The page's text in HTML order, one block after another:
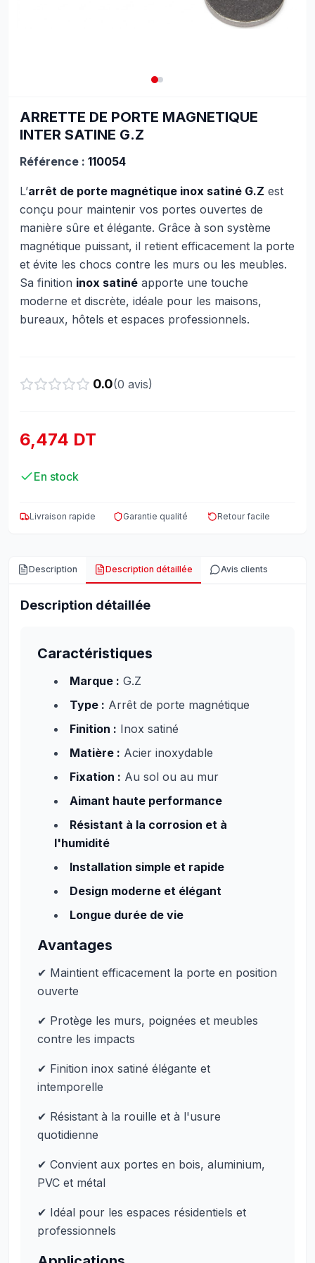
ARRETTE DE PORTE MAGNETIQUE
INTER SATINE G.Z
Référence : 110054
L’arrêt de porte magnétique inox satiné G.Z est
conçu pour maintenir vos portes ouvertes de
manière sûre et élégante. Grâce à son système
magnétique puissant, il retient efficacement la porte
et évite les chocs contre les murs ou les meubles.
Sa finition inox satiné apporte une touche
moderne et discrète, idéale pour les maisons,
bureaux, hôtels et espaces professionnels.
0.0(0 avis)
6,474 DT
En stock
Livraison rapide Garantie qualité Retour facile
Description Description détaillée Avis clients
Description détaillée
Caractéristiques
Marque : G.Z
Type : Arrêt de porte magnétique
Finition : Inox satiné
Matière : Acier inoxydable
Fixation : Au sol ou au mur
Aimant haute performance
Résistant à la corrosion et à
l'humidité
Installation simple et rapide
Design moderne et élégant
Longue durée de vie
Avantages
✔ Maintient efficacement la porte en position
ouverte
✔ Protège les murs, poignées et meubles
contre les impacts
✔ Finition inox satiné élégante et
intemporelle
✔ Résistant à la rouille et à l'usure
quotidienne
✔ Convient aux portes en bois, aluminium,
PVC et métal
✔ Idéal pour les espaces résidentiels et
professionnels